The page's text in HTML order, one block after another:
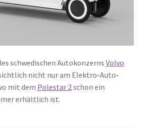
schwedischen Autokonzerns Volvo
nicht nur am Elektro-Auto-
mit dem Polestar 2 schon ein
erhältlich ist.